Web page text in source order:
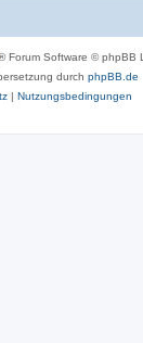
Forum Software © phpBB
durch phpBB.de
| Nutzungsbedingungen